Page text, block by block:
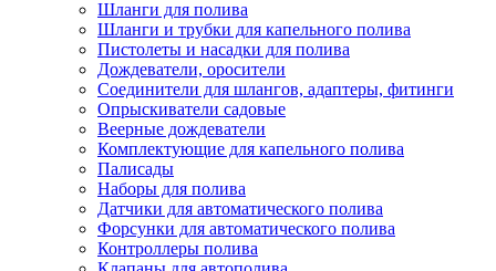
Шланги для полива
Шланги и трубки для капельного полива
Пистолеты и насадки для полива
Дождеватели, оросители
Соединители для шлангов, адаптеры, фитинги
Опрыскиватели садовые
Веерные дождеватели
Комплектующие для капельного полива
Палисады
Наборы для полива
Датчики для автоматического полива
Форсунки для автоматического полива
Контроллеры полива